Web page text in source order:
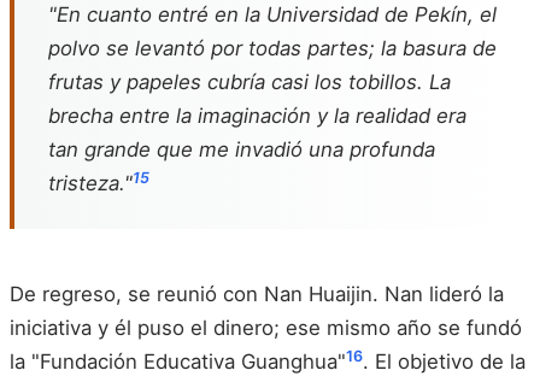
"En cuanto entré en la Universidad de Pekín, el
polvo se levantó por todas partes; la basura de
frutas y papeles cubría casi los tobillos. La
brecha entre la imaginación y la realidad era
tan grande que me invadió una profunda
tristeza."15
De regreso, se reunió con Nan Huaijin. Nan lideró la
iniciativa y él puso el dinero; ese mismo año se fundó
la "Fundación Educativa Guanghua"16. El objetivo de la